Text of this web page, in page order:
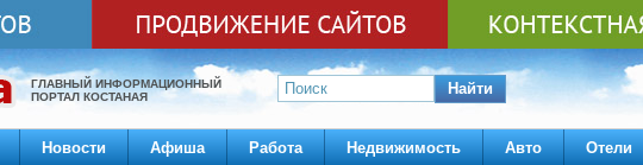
ГЛАВНЫЙ ИНФОРМАЦИОННЫЙ
ПОРТАЛ КОСТАНАЯ
Найти
Новости Афиша Работа Недвижимость Авто Отели